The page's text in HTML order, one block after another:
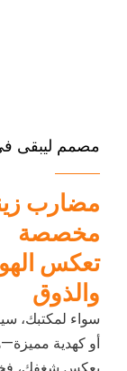
مصمم ليبقى
مضارب
مخصصة
تعكس
والذوق
سواء لمكتبك،
أو كهدية